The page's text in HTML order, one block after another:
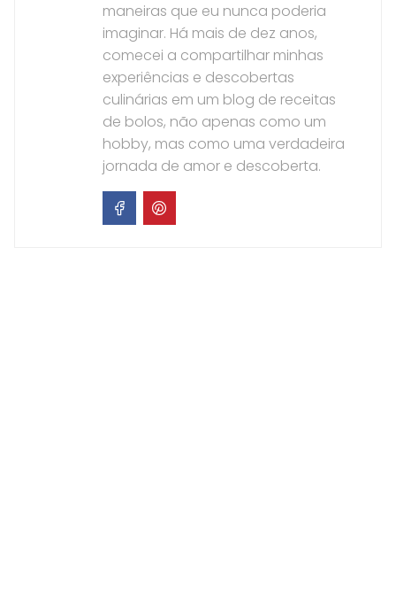
maneiras que eu nunca poderia
imaginar. Há mais de dez anos,
comecei a compartilhar minhas
experiências e descobertas
culinárias em um blog de receitas
de bolos, não apenas como um
hobby, mas como uma verdadeira
jornada de amor e descoberta.